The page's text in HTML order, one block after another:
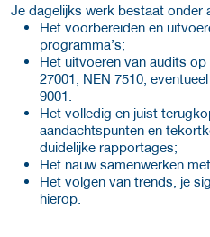
Je dagelijks werk bestaat onder
Het voorbereiden en
programma’s;
Het uitvoeren van audits
27001, NEN 7510,
9001.
Het volledig en juist
aandachtspunten en
duidelijke rapportages;
Het nauw samenwerken
Het volgen van trends, je
hierop.